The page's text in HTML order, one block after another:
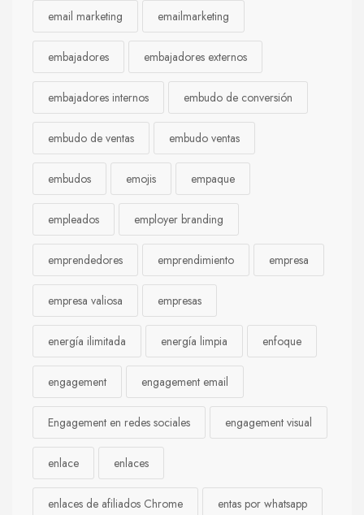
email marketing emailmarketing
embajadores embajadores externos
embajadores internos embudo de conversión
embudo de ventas embudo ventas
embudos emojis empaque
empleados employer branding
emprendedores emprendimiento empresa
empresa valiosa empresas
energía ilimitada energía limpia enfoque
engagement engagement email
Engagement en redes sociales engagement visual
enlace enlaces
enlaces de afiliados Chrome entas por whatsapp